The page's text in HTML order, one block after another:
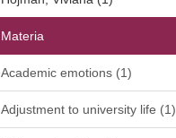
Materia
Academic emotions (1)
Adjustment to university life (1)